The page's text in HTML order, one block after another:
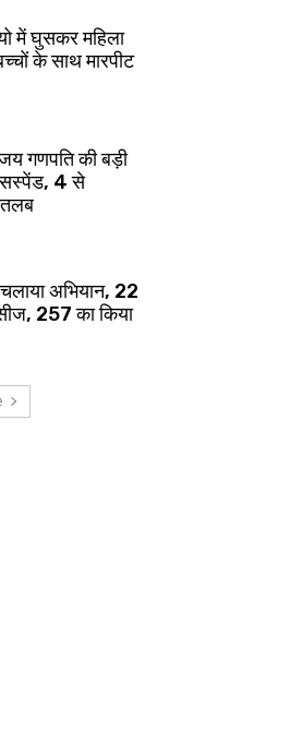
में घुसकर महिला
के साथ मारपीट
गणपति की बड़ी
सस्पेंड, 4 से
तलब
अभियान, 22
257 का किया